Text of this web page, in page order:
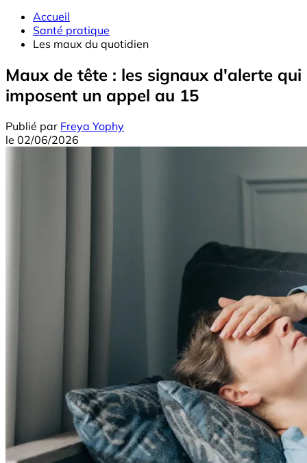
Accueil
Santé pratique
Les maux du quotidien
Maux de tête : les signaux d'alerte qui
imposent un appel au 15
Publié par Freya Yophy
le 02/06/2026